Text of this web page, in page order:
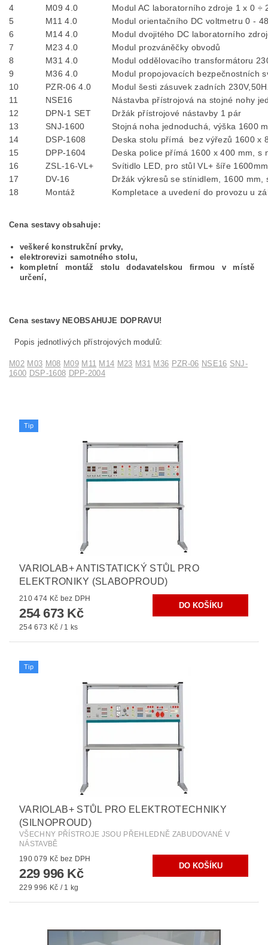
4
M09 4.0
Modul AC laboratorního zdroje 1 x 0 ÷
5
M11 4.0
Modul orientačního DC voltmetru 0 -
6
M14 4.0
Modul dvojitého DC laboratorního
7
M23 4.0
Modul prozváněčky obvodů
8
M31 4.0
Modul oddělovacího transformátoru
9
M36 4.0
Modul propojovacích bezpečnostních
10
PZR-06 4.0
Modul šesti zásuvek zadních
11
NSE16
Nástavba přístrojová na stojné nohy
12
DPN-1 SET
Držák přístrojové nástavby 1 pár
13
SNJ-1600
Stojná noha jednoduchá, výška 1600
14
DSP-1608
Deska stolu přímá bez výřezů 1600 x
15
DPP-1604
Deska police přímá 1600 x 400 mm, s
16
ZSL-16-VL+
Svítidlo LED, pro stůl VL+ šíře
17
DV-16
Držák výkresů se stínidlem, 1600
18
Montáž Kompletace a uvedení do provozu u
Cena sestavy obsahuje:
veškeré konstrukční prvky,
elektrorevizi samotného stolu,
kompletní montáž stolu dodavatelskou firmou v místě
určení,
Cena sestavy NEOBSAHUJE DOPRAVU!
Popis jednotlivých přístrojových modulů:
M02 M03 M08 M09 M11 M14 M23 M31 M36 PZR-06 NSE16 SNJ-
1600 DSP-1608 DPP-2004
Tip
VARIOLAB+ ANTISTATICKÝ STŮL PRO
ELEKTRONIKY (SLABOPROUD)
210 474 Kč bez DPH
254 673 Kč
254 673 Kč / 1 ks
Tip
VARIOLAB+ STŮL PRO ELEKTROTECHNIKY
(SILNOPROUD)
VŠECHNY PŘÍSTROJE JSOU PŘEHLEDNĚ ZABUDOVANÉ V
NÁSTAVBĚ
190 079 Kč bez DPH
229 996 Kč
229 996 Kč / 1 kg